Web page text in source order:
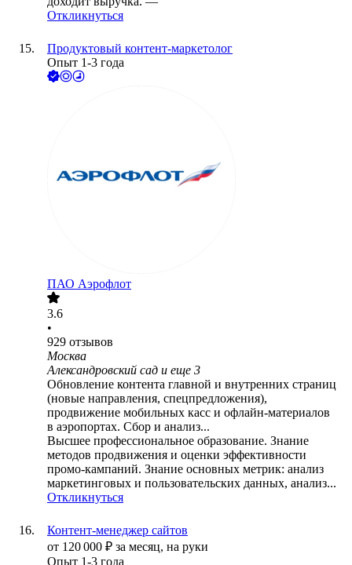
Откликнуться
Продуктовый контент-маркетолог
Опыт 1-3 года
ПАО Аэрофлот
3.6
•
929 отзывов
Москва
Александровский сад и еще 3
Обновление контента главной и внутренних страниц
(новые направления, спецпредложения),
продвижение мобильных касс и офлайн‑материалов
в аэропортах. Сбор и анализ...
Высшее профессиональное образование. Знание
методов продвижения и оценки эффективности
промо-кампаний. Знание основных метрик: анализ
маркетинговых и пользовательских данных, анализ...
Откликнуться
Контент-менеджер сайтов
от 120 000 ₽ за месяц, на руки
Опыт 1-3 года